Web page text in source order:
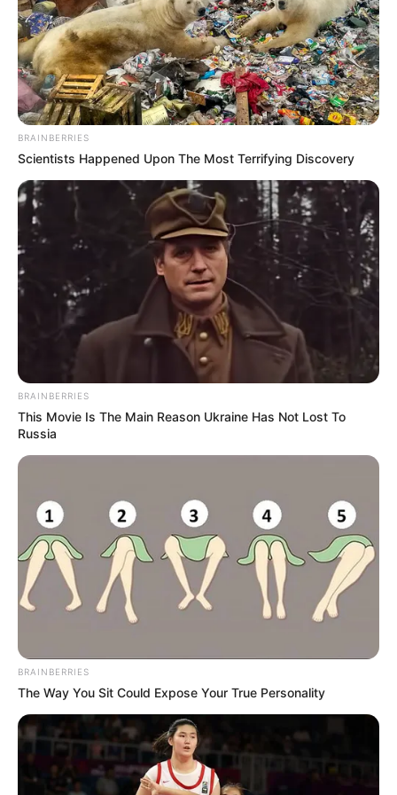
http://www.artesanatonarede.com.br/wp-
content/uploads/2014/02/175.jpg
6) Em cada pedaço de tule ou tecido coloque três
colhes de sopa de sagu já perfumado e seco.
BRAINBERRIES
Scientists Happened Upon The Most Terrifying Discovery
BRAINBERRIES
This Movie Is The Main Reason Ukraine Has Not Lost To
Russia
BRAINBERRIES
The Way You Sit Could Expose Your True Personality